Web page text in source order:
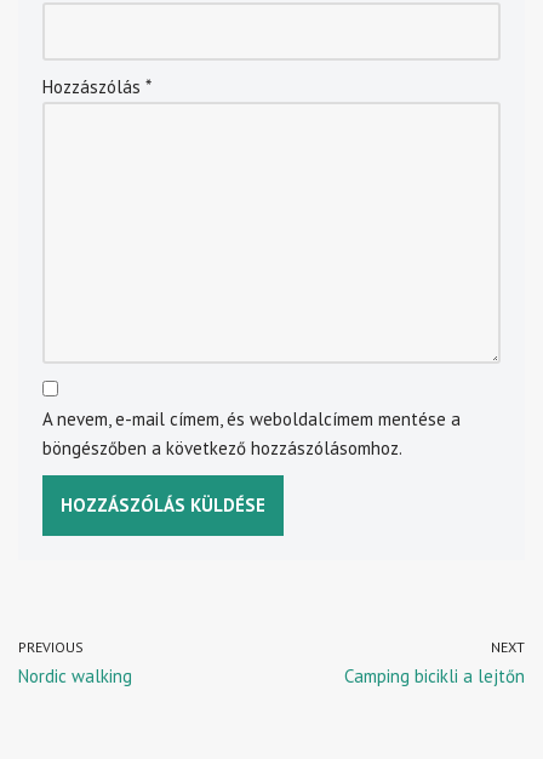
Hozzászólás *
A nevem, e-mail címem, és weboldalcímem mentése a
böngészőben a következő hozzászólásomhoz.
PREVIOUS
Nordic walking
NEXT
Camping bicikli a lejtőn